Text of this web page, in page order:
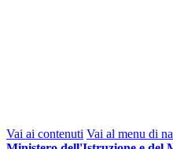
Vai ai contenuti Vai al menu di